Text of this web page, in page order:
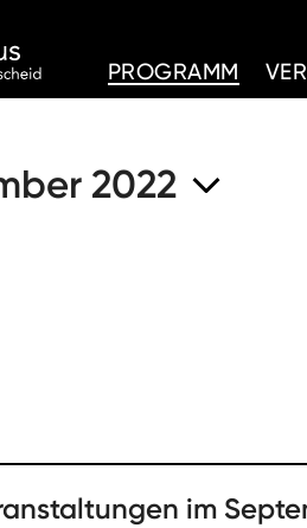
PROGRAMM
2022
im